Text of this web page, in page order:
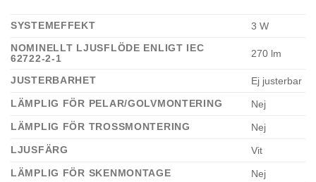
SYSTEMEFFEKT
3 W
NOMINELLT LJUSFLÖDE ENLIGT IEC
62722-2-1
270 lm
JUSTERBARHET
Ej justerbar
LÄMPLIG FÖR PELAR/GOLVMONTERING
Nej
LÄMPLIG FÖR TROSSMONTERING
Nej
LJUSFÄRG
Vit
LÄMPLIG FÖR SKENMONTAGE
Nej